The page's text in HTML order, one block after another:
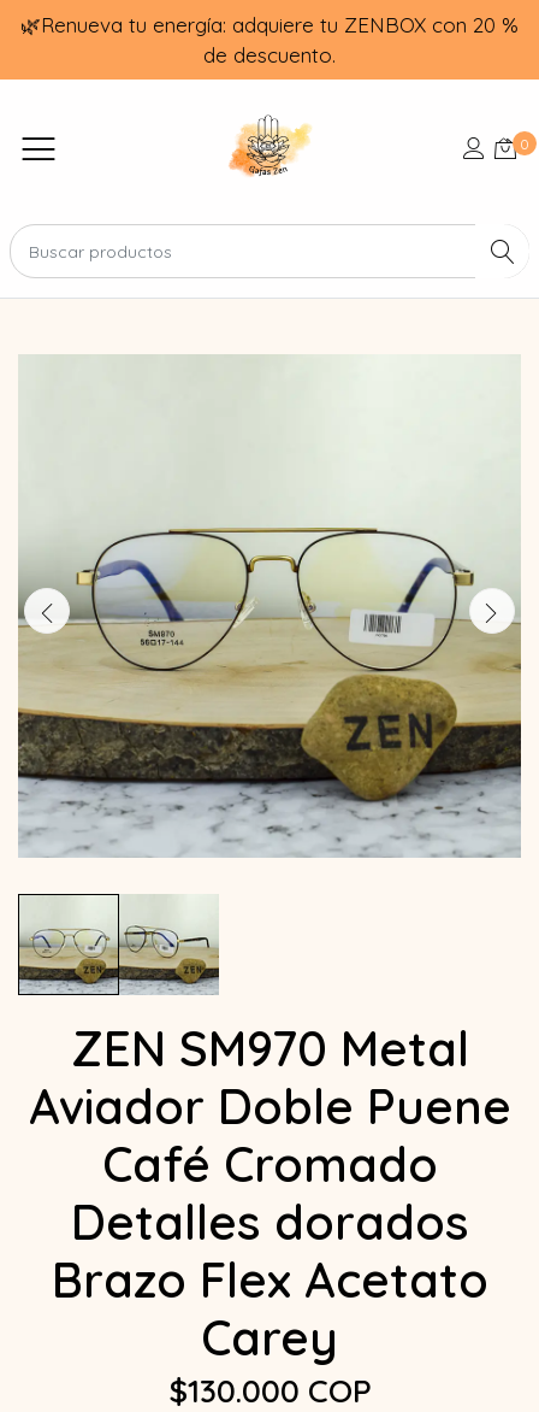
🌿Renueva tu energía: adquiere tu ZENBOX con 20 %
de descuento.
0
ZEN SM970 Metal
Aviador Doble Puene
Café Cromado
Detalles dorados
Brazo Flex Acetato
Carey
$130.000 COP